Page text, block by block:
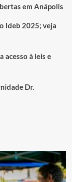
em Anápolis
Ideb 2025; veja
acesso à leis e
Dr.